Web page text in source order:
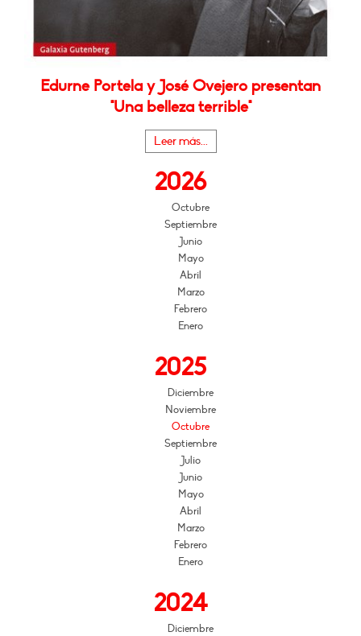
Edurne Portela y José Ovejero presentan
"Una belleza terrible"
Leer más...
2026
Octubre
Septiembre
Junio
Mayo
Abril
Marzo
Febrero
Enero
2025
Diciembre
Noviembre
Octubre
Septiembre
Julio
Junio
Mayo
Abril
Marzo
Febrero
Enero
2024
Diciembre